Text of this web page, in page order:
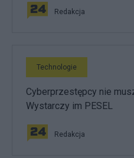
Redakcja
Technologie
Cyberprzestępcy nie
Wystarczy im PESEL
Redakcja